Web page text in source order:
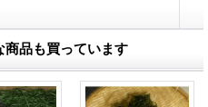
商品も買っています